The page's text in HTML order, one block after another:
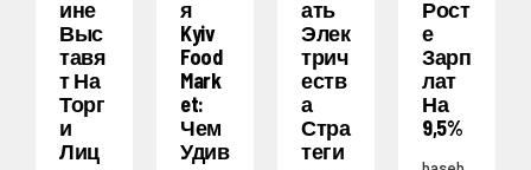
Ине
Выс
Тавя
Т На
Торг
И
Лиц
Я
Kyiv
Food
Mark
Et:
Чем
Удив
Ать
Элек
Трич
Еств
А
Стра
Теги
Рост
Е
Зарп
Лат
На
9,5%